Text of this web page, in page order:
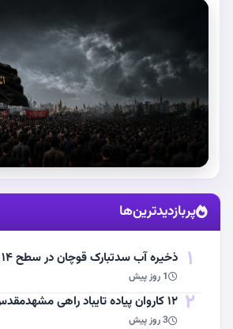
استقبال از آقای شهید ایران
مشاهده اخبار
پربازدیدترین‌ها
1 ذخیره آب سدتبارک قوچان در سطح ۱۴ درصدی
1 روز پیش
2 ۱۲ کاروان پیاده تایباد راهی مشهدمقدس می‌شوند
3 روز پیش